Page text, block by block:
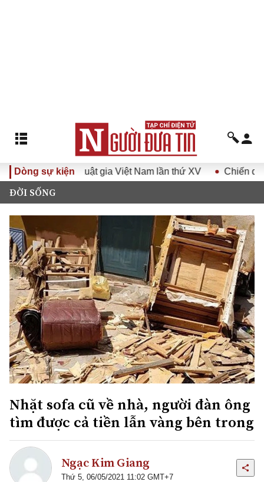
Dòng sự kiện
Hội Luật gia Việt Nam lần thứ XV Chiến dịch 500
ĐỜI SỐNG
Nhặt sofa cũ về nhà, người đàn ông
tìm được cả tiền lẫn vàng bên trong
Ngạc Kim Giang
Thứ 5, 06/05/2021 11:02 GMT+7